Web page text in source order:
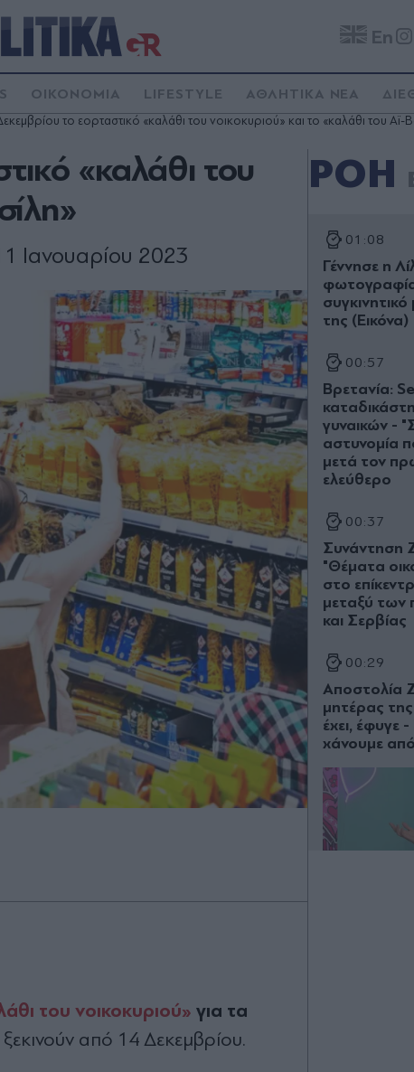
En
ΟΙΚΟΝΟΜΙΑ LIFESTYLE ΑΘΛΗΤΙΚΑ ΝΕΑ
το εορταστικό «καλάθι του νοικοκυριού» και το «καλάθι του Αϊ-
«καλάθι του
Ιανουαρίου 2023
του νοικοκυριού» για τα
από 14 Δεκεμβρίου.
ΡΟΗ
01:08
Γέννησε η
φωτογραφία
της (Εικόνα)
00:57
Βρετανία:
γυναικών -
αστυνομία
μετά τον
ελεύθερο
00:37
Συνάντηση
"Θέματα
στο
μεταξύ των
και Σερβίας
00:29
Αποστολία
μητέρας
έχει, έφυγε
χάνουμε